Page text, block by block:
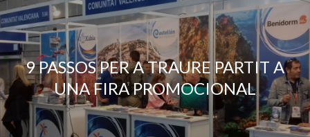
9 PASSOS PER A TRAURE PARTIT A
UNA FIRA PROMOCIONAL